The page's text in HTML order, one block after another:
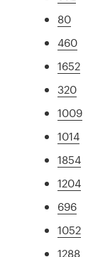
80
460
1652
320
1009
1014
1854
1204
696
1052
1288